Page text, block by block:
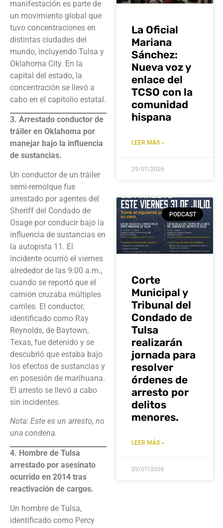
manifestación es parte de
un movimiento global que
tuvo concentraciones en
distintas ciudades del
mundo, incluyendo Tulsa y
Oklahoma City. En la
capital del estado, la
concentración se llevó a
cabo en el capitolio estatal.
3. Arrestado conductor de
tráiler en Oklahoma por
manejar bajo la influencia
de sustancias.
Un conductor de un tráiler
semi-remolque fue
arrestado por agentes del
Sheriff del Condado de
Osage por conducir bajo la
influencia de sustancias en
la autopista 11. El
incidente ocurrió el viernes
alrededor de las 9:00 a.m.,
cuando se reportó que el
camión cruzaba múltiples
carriles. El conductor,
identificado como Ray
Reynolds, de Baytown,
Texas, fue detenido y se
descubrió que estaba bajo
los efectos de sustancias y
en posesión de marihuana.
El arresto se llevó a cabo
sin incidentes.
Nota: Este es un arresto, no
una condena.
4. Hombre de Tulsa
arrestado por asesinato
ocurrido en 2014 tras
reactivación de cargos.
Un hombre de Tulsa,
identificado como Percy
La Oficial
Mariana
Sánchez:
Nueva voz y
enlace del
TCSO con la
comunidad
hispana
LEER MÁS »
29/07/2026
PODCAST
Corte
Municipal y
Tribunal del
Condado de
Tulsa
realizarán
jornada para
resolver
órdenes de
arresto por
delitos
menores.
LEER MÁS »
29/07/2026